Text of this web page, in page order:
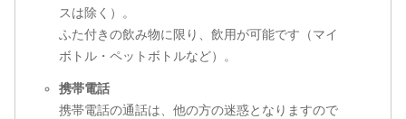
スは除く）。
ふた付きの飲み物に限り、飲用が可能です（マイ
ボトル・ペットボトルなど）。
携帯電話
携帯電話の通話は、他の方の迷惑となりますので